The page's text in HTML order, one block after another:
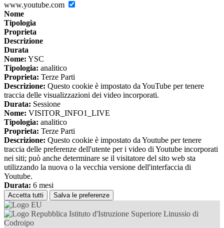
www.youtube.com
Nome
Tipologia
Proprieta
Descrizione
Durata
Nome: YSC
Tipologia: analitico
Proprieta: Terze Parti
Descrizione: Questo cookie è impostato da YouTube per tenere
traccia delle visualizzazioni dei video incorporati.
Durata: Sessione
Nome: VISITOR_INFO1_LIVE
Tipologia: analitico
Proprieta: Terze Parti
Descrizione: Questo cookie è impostato da Youtube per tenere
traccia delle preferenze dell'utente per i video di Youtube incorporati
nei siti; può anche determinare se il visitatore del sito web sta
utilizzando la nuova o la vecchia versione dell'interfaccia di
Youtube.
Durata: 6 mesi
Accetta tutti Salva le preferenze
Istituto d'Istruzione Superiore Linussio di
Codroipo